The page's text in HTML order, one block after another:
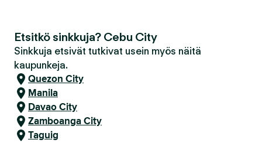
Etsitkö sinkkuja? Cebu City
Sinkkuja etsivät tutkivat usein myös näitä
kaupunkeja.
Quezon City
Manila
Davao City
Zamboanga City
Taguig